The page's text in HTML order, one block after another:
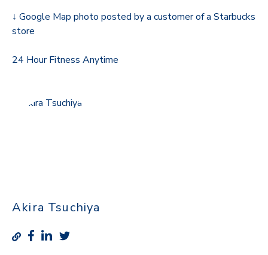
↓ Google Map photo posted by a customer of a Starbucks
store
24 Hour Fitness Anytime
Akira Tsuchiya